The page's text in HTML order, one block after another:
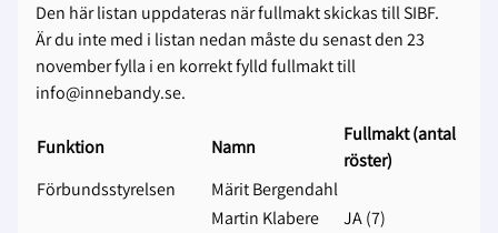
Den här listan uppdateras när fullmakt skickas till SIBF.
Är du inte med i listan nedan måste du senast den 23
november fylla i en korrekt fylld fullmakt till
info@innebandy.se.
Funktion Namn
Fullmakt (antal
röster)
Förbundsstyrelsen
Märit Bergendahl
Martin Klabere
JA (7)